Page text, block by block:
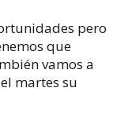
pero
que
vamos a
martes su